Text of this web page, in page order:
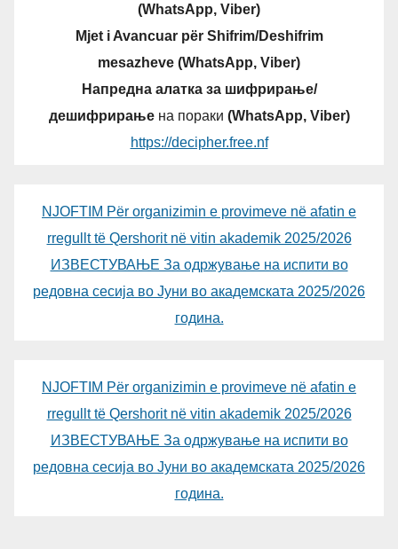
(WhatsApp, Viber)
Mjet i Avancuar për Shifrim/Deshifrim
mesazheve (WhatsApp, Viber)
Напредна алатка за шифрирање/
дешифрирањена пораки (WhatsApp, Viber)
https://decipher.free.nf
NJOFTIM Për organizimin e provimeve në afatin e
rregullt të Qershorit në vitin akademik 2025/2026
ИЗВЕСТУВАЊЕ За одржување на испити во
редовна сесија во Јуни во академската 2025/2026
година.
NJOFTIM Për organizimin e provimeve në afatin e
rregullt të Qershorit në vitin akademik 2025/2026
ИЗВЕСТУВАЊЕ За одржување на испити во
редовна сесија во Јуни во академската 2025/2026
година.